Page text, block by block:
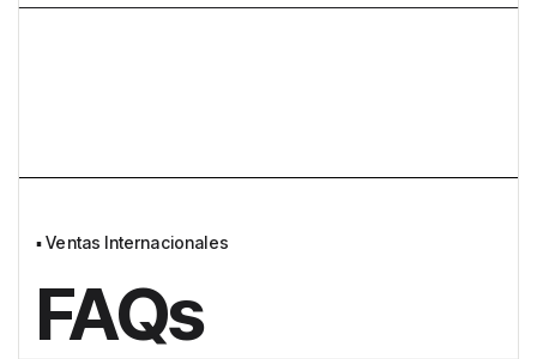
▪Ventas Internacionales
FAQs